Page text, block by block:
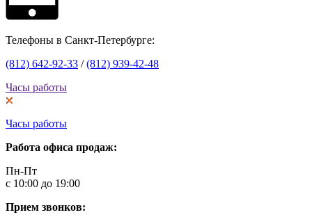
Телефоны в Санкт-Петербурге:
(812) 642-92-33 /(812) 939-42-48
Часы работы
Часы работы
Работа офиса продаж:
Пн-Пт
с 10:00 до 19:00
Прием звонков: